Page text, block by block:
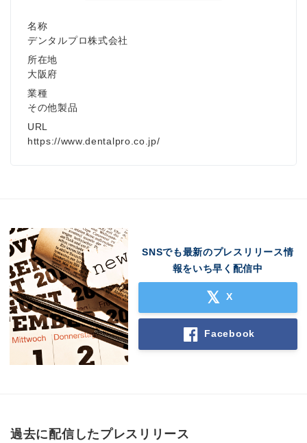
名称
デンタルプロ株式会社
所在地
大阪府
業種
その他製品
URL
https://www.dentalpro.co.jp/
SNSでも最新のプレスリリース情
報をいち早く配信中
X
Facebook
過去に配信したプレスリリース